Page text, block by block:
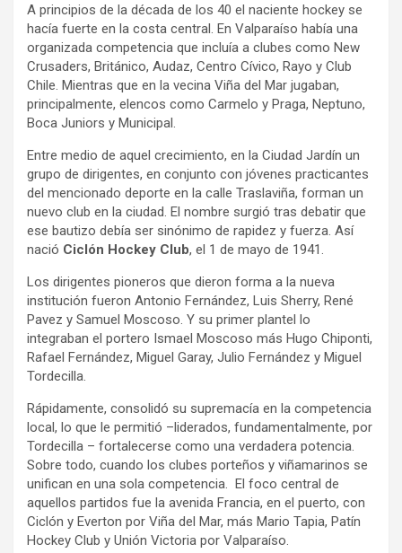
A principios de la década de los 40 el naciente hockey se
hacía fuerte en la costa central. En Valparaíso había una
organizada competencia que incluía a clubes como New
Crusaders, Británico, Audaz, Centro Cívico, Rayo y Club
Chile. Mientras que en la vecina Viña del Mar jugaban,
principalmente, elencos como Carmelo y Praga, Neptuno,
Boca Juniors y Municipal.
Entre medio de aquel crecimiento, en la Ciudad Jardín un
grupo de dirigentes, en conjunto con jóvenes practicantes
del mencionado deporte en la calle Traslaviña, forman un
nuevo club en la ciudad. El nombre surgió tras debatir que
ese bautizo debía ser sinónimo de rapidez y fuerza. Así
nació Ciclón Hockey Club, el 1 de mayo de 1941.
Los dirigentes pioneros que dieron forma a la nueva
institución fueron Antonio Fernández, Luis Sherry, René
Pavez y Samuel Moscoso. Y su primer plantel lo
integraban el portero Ismael Moscoso más Hugo Chiponti,
Rafael Fernández, Miguel Garay, Julio Fernández y Miguel
Tordecilla.
Rápidamente, consolidó su supremacía en la competencia
local, lo que le permitió –liderados, fundamentalmente, por
Tordecilla – fortalecerse como una verdadera potencia.
Sobre todo, cuando los clubes porteños y viñamarinos se
unifican en una sola competencia. El foco central de
aquellos partidos fue la avenida Francia, en el puerto, con
Ciclón y Everton por Viña del Mar, más Mario Tapia, Patín
Hockey Club y Unión Victoria por Valparaíso.